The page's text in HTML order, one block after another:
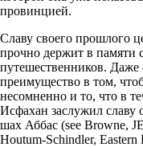
провинцией.
Славу своего прошлого
прочно держит в памяти
путешественников. Даже
преимущество в том,
несомненно и то, что в
Исфахан заслужил славу
шах Аббас (see Browne,
Houtum-Schindler,